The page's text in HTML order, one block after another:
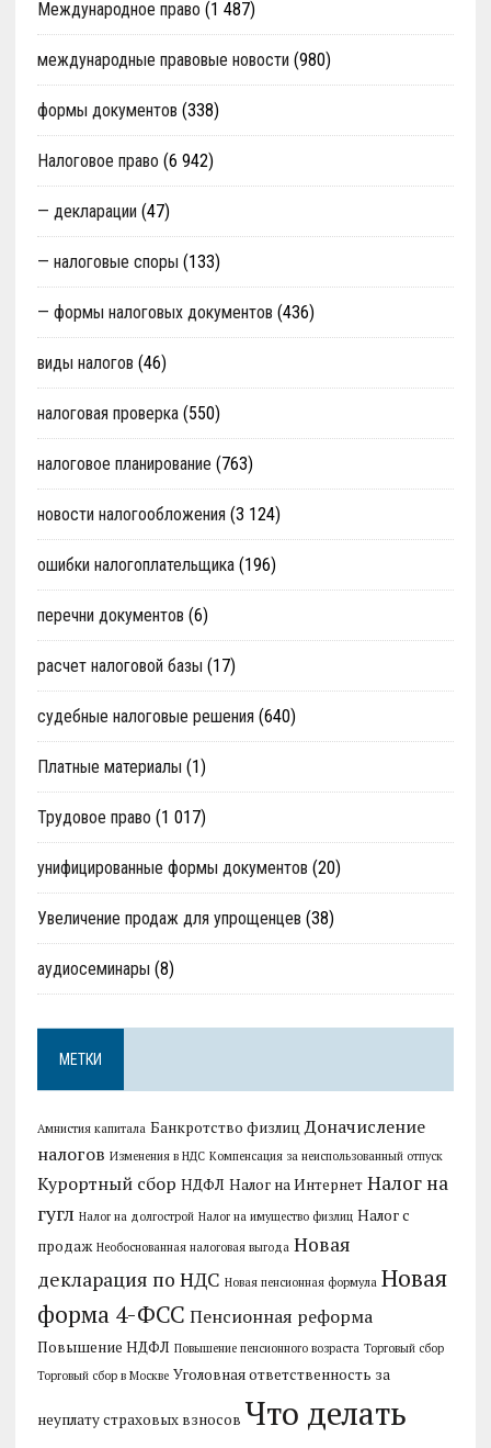
Международное право (1 487)
международные правовые новости (980)
формы документов (338)
Налоговое право (6 942)
— декларации (47)
— налоговые споры (133)
— формы налоговых документов (436)
виды налогов (46)
налоговая проверка(550)
налоговое планирование (763)
новости налогообложения (3 124)
ошибки налогоплательщика(196)
перечни документов (6)
расчет налоговой базы (17)
судебные налоговые решения (640)
Платные материалы (1)
Трудовое право (1 017)
унифицированные формы документов (20)
Увеличение продаж для упрощенцев (38)
аудиосеминары (8)
МЕТКИ
Амнистия капитала Банкротство физлиц Доначисление
налогов Изменения в НДС Компенсация за неиспользованный отпуск
Курортный сбор НДФЛ Налог на Интернет Налог на
гугл Налог на долгострой Налог на имущество физлиц Налог с
продаж Необоснованная налоговая выгода Новая
декларация по НДС Новая пенсионная формула Новая
форма 4-ФСС Пенсионная реформа
Повышение НДФЛ Повышение пенсионного возраста Торговый сбор
Торговый сбор в Москве Уголовная ответственность за
неуплату страховых взносов Что делать